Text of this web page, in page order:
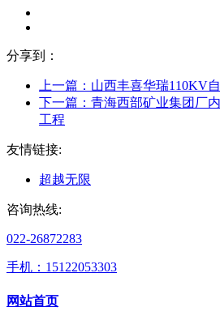
分享到：
上一篇： 山西丰喜华瑞110KV
下一篇： 青海西部矿业集团厂
工程
友情链接:
超越无限
咨询热线:
022-26872283
手机：15122053303
网站首页